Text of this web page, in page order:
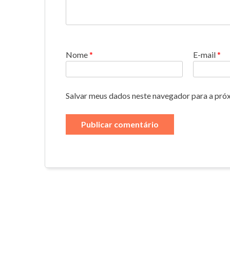
Nome* E-mail*
Salvar meus dados neste navegador para a